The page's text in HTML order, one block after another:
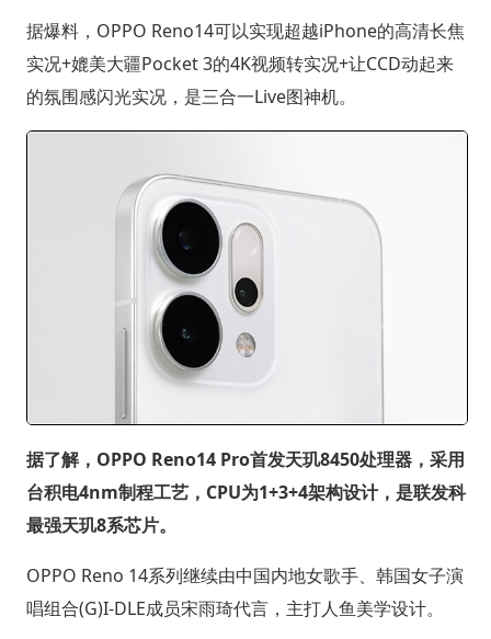
据爆料，OPPO Reno14可以实现超越iPhone的高清长焦
实况+媲美大疆Pocket 3的4K视频转实况+让CCD动起来
的氛围感闪光实况，是三合一Live图神机。
据了解，OPPO Reno14 Pro首发天玑8450处理器，采用
台积电4nm制程工艺，CPU为1+3+4架构设计，是联发科
最强天玑8系芯片。
OPPO Reno 14系列继续由中国内地女歌手、韩国女子演
唱组合(G)I-DLE成员宋雨琦代言，主打人鱼美学设计。